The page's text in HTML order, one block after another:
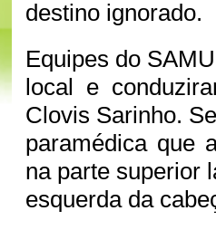
destino ignorado.
Equipes do
local e
Clovis Sarinho.
paramédica que
na parte superior
esquerda da